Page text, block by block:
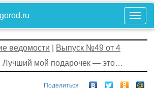
ведомости
Выпуск №49 от 4
| Лучший мой подарочек — это…
Поделиться